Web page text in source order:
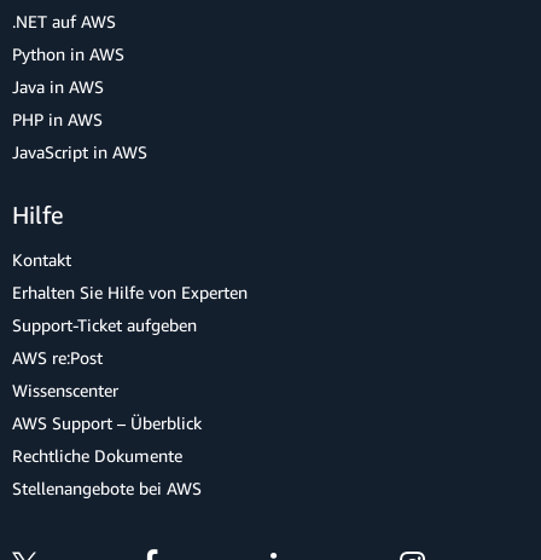
.NET auf AWS
Python in AWS
Java in AWS
PHP in AWS
JavaScript in AWS
Hilfe
Kontakt
Erhalten Sie Hilfe von Experten
Support-Ticket aufgeben
AWS re:Post
Wissenscenter
AWS Support – Überblick
Rechtliche Dokumente
Stellenangebote bei AWS